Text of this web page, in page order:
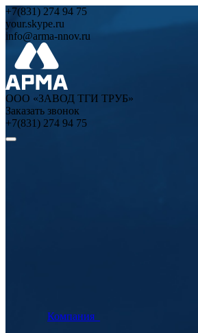
+7(831) 274 94 75
your.skype.ru
info@arma-nnov.ru
ООО «ЗАВОД ТГИ ТРУБ»
Заказать звонок
+7(831) 274 94 75
Компания